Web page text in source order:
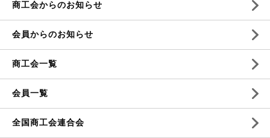
商工会からのお知らせ
会員からのお知らせ
商工会一覧
会員一覧
全国商工会連合会